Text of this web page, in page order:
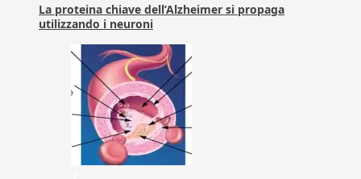
La proteina chiave dell’Alzheimer si propaga
utilizzando i neuroni